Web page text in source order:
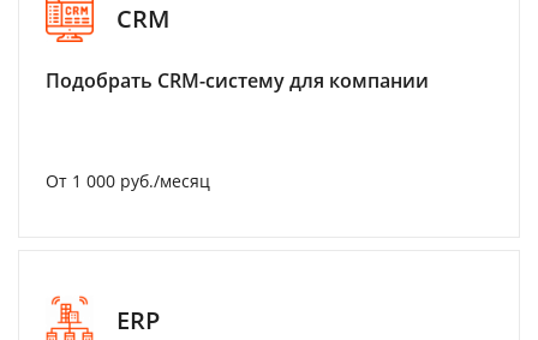
CRM
Подобрать CRM-систему для компании
От 1 000 руб./месяц
ERP